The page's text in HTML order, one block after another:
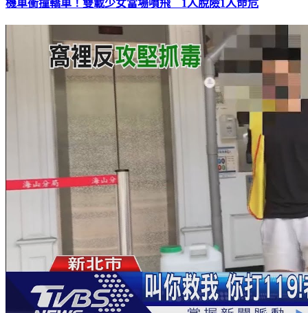
機車衝撞轎車！雙載少女當場噴飛 1人脫險1人命危